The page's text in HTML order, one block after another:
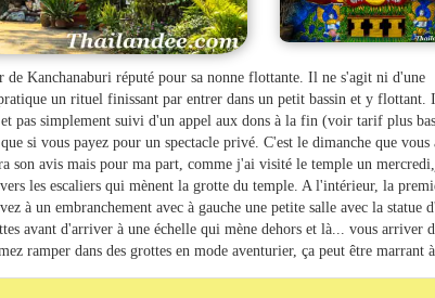
Kanchanaburi réputé pour sa nonne flottante. Il ne s'agit ni d'une
un rituel finissant par entrer dans un petit bassin et y flottant.
pas simplement suivi d'un appel aux dons à la fin (voir tarif plus
si vous payez pour un spectacle privé. C'est le dimanche que vous
son avis mais pour ma part, comme j'ai visité le temple un
les escaliers qui mènent la grotte du temple. A l'intérieur, la
à un embranchement avec à gauche une petite salle avec la statue
avant d'arriver à une échelle qui mène dehors et là... vous arriver
ramper dans des grottes en mode aventurier, ça peut être marrant